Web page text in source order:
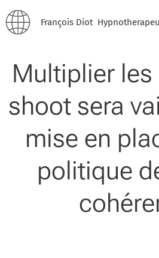
François Diot
Multiplier les
shoot sera
mise en
politique